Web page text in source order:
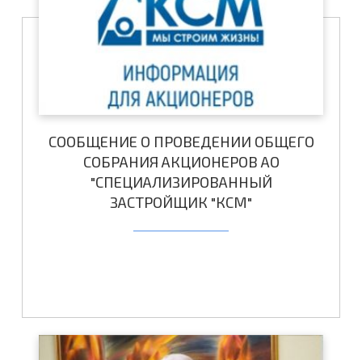
СООБЩЕНИЕ О ПРОВЕДЕНИИ ОБЩЕГО
СОБРАНИЯ АКЦИОНЕРОВ АО
"СПЕЦИАЛИЗИРОВАННЫЙ
ЗАСТРОЙЩИК "КСМ"